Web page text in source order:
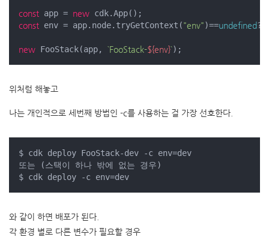
const app = new
const env = app.node.tryGetContext("env")==undefined?
new FooStack(app, `FooStack-${env}`);
위처럼 해놓고
나는 개인적으로 세번째 방법인 -c를 사용하는 걸 가장 선호한다.
$ cdk deploy FooStack-dev -c env=dev
또는 (스택이 하나 밖에 없는 경우)
$ cdk deploy -c env=dev
와 같이 하면 배포가 된다.
각 환경 별로 다른 변수가 필요할 경우